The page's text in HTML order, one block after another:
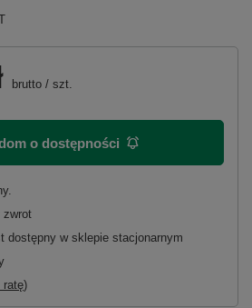
brutto / szt.
o dostępności
zwrot
dostępny w sklepie stacjonarnym
ratę)